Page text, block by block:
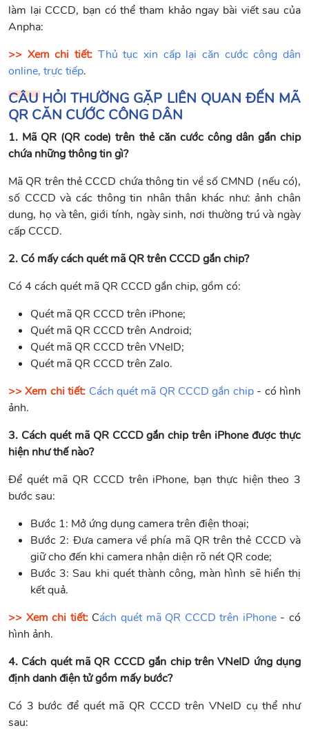
làm lại CCCD, bạn có thể tham khảo ngay bài viết sau của
Anpha:
>> Xem chi tiết: Thủ tục xin cấp lại căn cước công dân
online, trực tiếp.
CÂU HỎI THƯỜNG GẶP LIÊN QUAN ĐẾN MÃ
QR CĂN CƯỚC CÔNG DÂN
1. Mã QR (QR code) trên thẻ căn cước công dân gắn chip
chứa những thông tin gì?
Mã QR trên thẻ CCCD chứa thông tin về số CMND (nếu có),
số CCCD và các thông tin nhân thân khác như: ảnh chân
dung, họ và tên, giới tính, ngày sinh, nơi thường trú và ngày
cấp CCCD.
2. Có mấy cách quét mã QR trên CCCD gắn chip?
Có 4 cách quét mã QR CCCD gắn chip, gồm có:
Quét mã QR CCCD trên iPhone;
Quét mã QR CCCD trên Android;
Quét mã QR CCCD trên VNeID;
Quét mã QR CCCD trên Zalo.
>> Xem chi tiết: Cách quét mã QR CCCD gắn chip - có hình
ảnh.
3. Cách quét mã QR CCCD gắn chip trên iPhone được thực
hiện như thế nào?
Để quét mã QR CCCD trên iPhone, bạn thực hiện theo 3
bước sau:
Bước 1: Mở ứng dụng camera trên điện thoại;
Bước 2: Đưa camera về phía mã QR trên thẻ CCCD và
giữ cho đến khi camera nhận diện rõ nét QR code;
Bước 3: Sau khi quét thành công, màn hình sẽ hiển thị
kết quả.
>> Xem chi tiết: Cách quét mã QR CCCD trên iPhone - có
hình ảnh.
4. Cách quét mã QR CCCD gắn chip trên VNeID ứng dụng
định danh điện tử gồm mấy bước?
Có 3 bước để quét mã QR CCCD trên VNeID cụ thể như
sau: